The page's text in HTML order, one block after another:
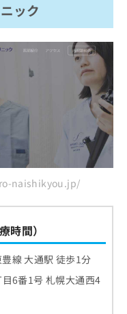
ック
naishikyou.jp/
時間）
線 大通駅 徒歩1分
6番1号 札幌大通西4